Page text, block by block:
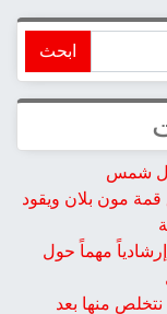
شمس
قمة مون بلان ويقود
مهماً حول
منها بعد